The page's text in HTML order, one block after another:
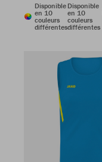
Disponible
en 10
couleurs
différentes
Disponible
en 10
couleurs
différentes